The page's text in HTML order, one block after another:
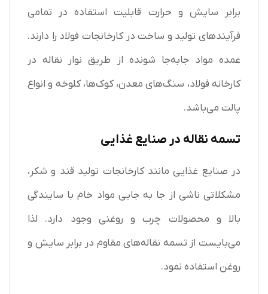
برابر سایش و حرارت قابلیت استفاده در تمامی
فرآیندهای تولید و ساخت در کارخانجات فولاد را دارند.
عمده مواد جابه‌جا شونده از طریق نوار نقاله در
کارخانه فولاد، سنگ‌های معدن، کوک‌ها، کلوخه و انواع
پالت می‌باشد.
تسمه نقاله در صنایع غذایی
در صنایع غذایی مانند کارخانجات تولید قند و شکر،
مشکلاتی ناشی از جا به جایی مواد خام با سایندگی
بالا و محصولات چرب و روغنی وجود دارد. لذا
می‌بایست از تسمه نقاله‌های مقاوم در برابر سایش و
روغن استفاده نمود.